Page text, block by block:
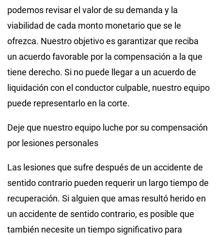
podemos revisar el valor de su demanda y la
viabilidad de cada monto monetario que se le
ofrezca. Nuestro objetivo es garantizar que reciba
un acuerdo favorable por la compensación a la que
tiene derecho. Si no puede llegar a un acuerdo de
liquidación con el conductor culpable, nuestro equipo
puede representarlo en la corte.
Deje que nuestro equipo luche por su compensación
por lesiones personales
Las lesiones que sufre después de un accidente de
sentido contrario pueden requerir un largo tiempo de
recuperación. Si alguien que amas resultó herido en
un accidente de sentido contrario, es posible que
también necesite un tiempo significativo para